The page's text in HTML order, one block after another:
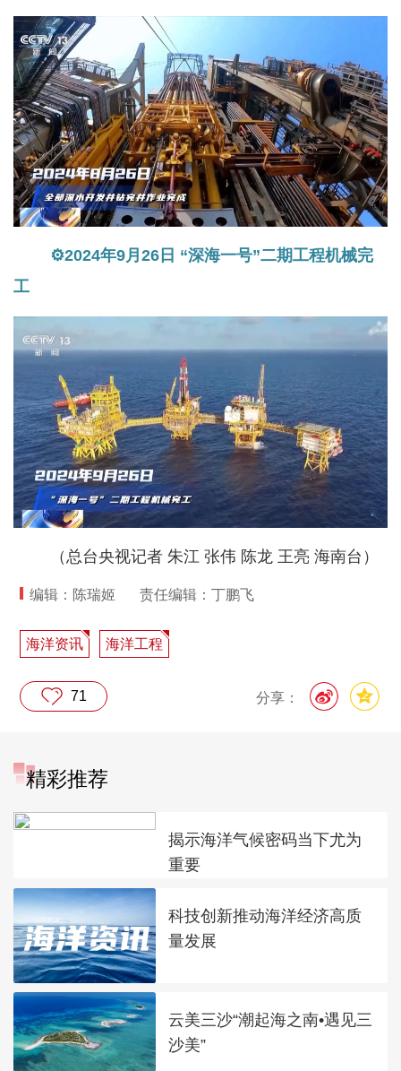
⚙2024年9月26日 “深海一号”二期工程机械完
工
（总台央视记者 朱江 张伟 陈龙 王亮 海南台）
编辑：陈瑞姬 责任编辑：丁鹏飞
海洋资讯 海洋工程
分享：
71
精彩推荐
揭示海洋气候密码当下尤为
重要
科技创新推动海洋经济高质
量发展
云美三沙“潮起海之南•遇见三
沙美”